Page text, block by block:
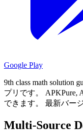
Google Play
9th class math solution
プリです。
APKPure,
できます。
最新バー
Multi-Source